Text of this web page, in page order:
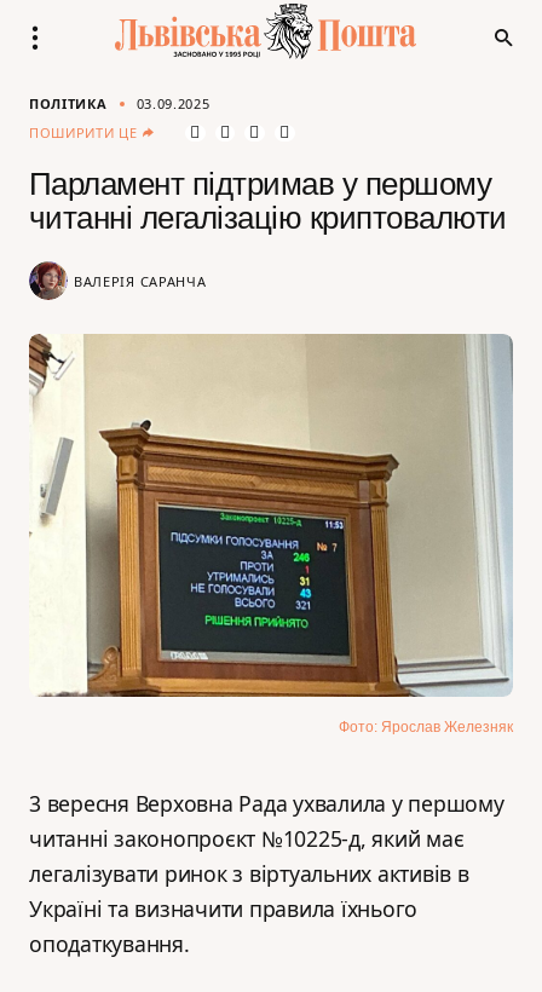
ПОЛІТИКА
03.09.2025
ПОШИРИТИ ЦЕ
Парламент підтримав у першому
читанні легалізацію криптовалюти
ВАЛЕРІЯ САРАНЧА
Фото: Ярослав Железняк
3 вересня Верховна Рада ухвалила у першому
читанні законопроєкт №10225-д, який має
легалізувати ринок з віртуальних активів в
Україні та визначити правила їхнього
оподаткування.